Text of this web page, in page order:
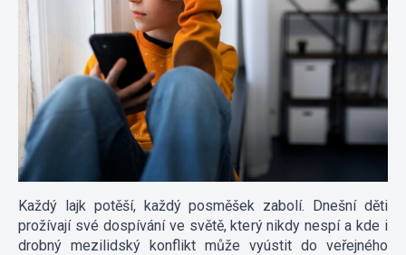
Každý lajk potěší, každý posměšek zabolí. Dnešní děti
prožívají své dospívání ve světě, který nikdy nespí a kde i
drobný mezilidský konflikt může vyústit do veřejného